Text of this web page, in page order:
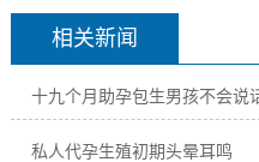
相关新闻
十九个月助孕包生男孩不会说
私人代孕生殖初期头晕耳鸣